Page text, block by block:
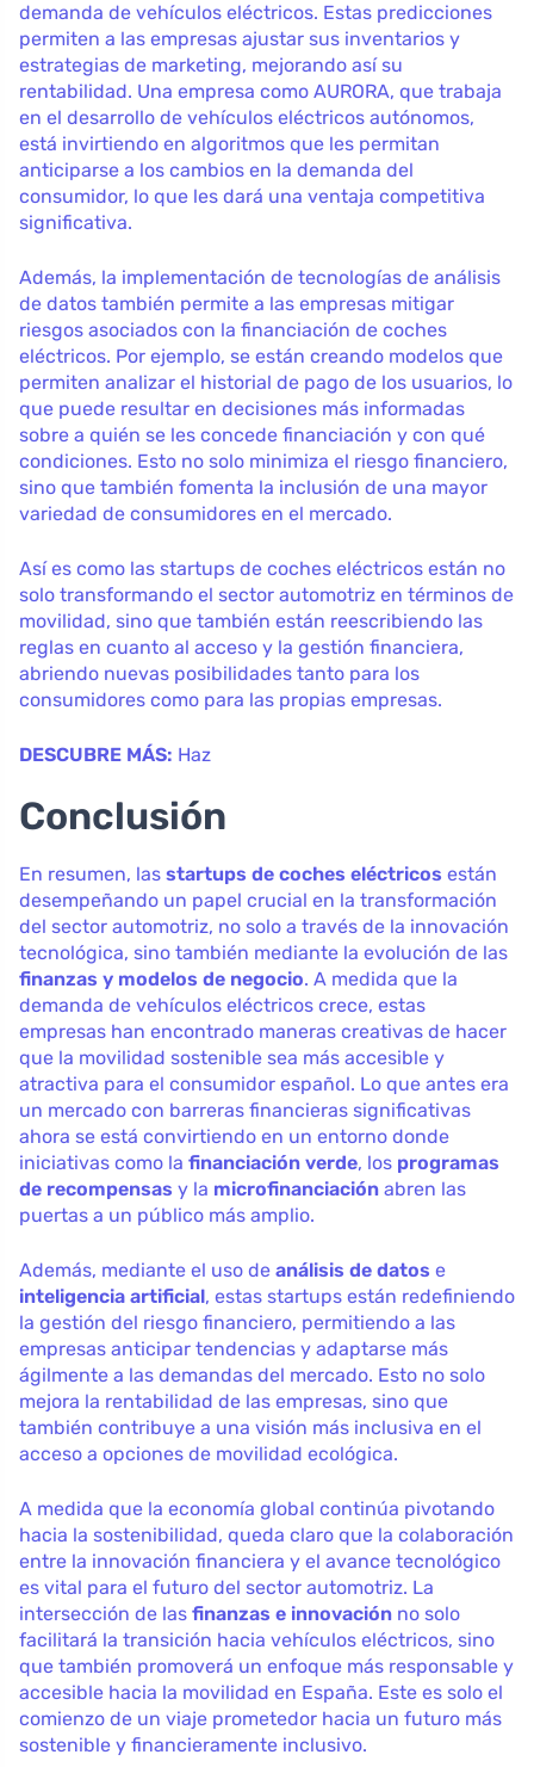
demanda de vehículos eléctricos. Estas predicciones
permiten a las empresas ajustar sus inventarios y
estrategias de marketing, mejorando así su
rentabilidad. Una empresa como AURORA, que trabaja
en el desarrollo de vehículos eléctricos autónomos,
está invirtiendo en algoritmos que les permitan
anticiparse a los cambios en la demanda del
consumidor, lo que les dará una ventaja competitiva
significativa.
Además, la implementación de tecnologías de análisis
de datos también permite a las empresas mitigar
riesgos asociados con la financiación de coches
eléctricos. Por ejemplo, se están creando modelos que
permiten analizar el historial de pago de los usuarios, lo
que puede resultar en decisiones más informadas
sobre a quién se les concede financiación y con qué
condiciones. Esto no solo minimiza el riesgo financiero,
sino que también fomenta la inclusión de una mayor
variedad de consumidores en el mercado.
Así es como las startups de coches eléctricos están no
solo transformando el sector automotriz en términos de
movilidad, sino que también están reescribiendo las
reglas en cuanto al acceso y la gestión financiera,
abriendo nuevas posibilidades tanto para los
consumidores como para las propias empresas.
DESCUBRE MÁS: Haz
Conclusión
En resumen, las startups de coches eléctricos están
desempeñando un papel crucial en la transformación
del sector automotriz, no solo a través de la innovación
tecnológica, sino también mediante la evolución de las
finanzas y modelos de negocio. A medida que la
demanda de vehículos eléctricos crece, estas
empresas han encontrado maneras creativas de hacer
que la movilidad sostenible sea más accesible y
atractiva para el consumidor español. Lo que antes era
un mercado con barreras financieras significativas
ahora se está convirtiendo en un entorno donde
iniciativas como la financiación verde, los programas
de recompensas y la microfinanciación abren las
puertas a un público más amplio.
Además, mediante el uso de análisis de datos e
inteligencia artificial, estas startups están redefiniendo
la gestión del riesgo financiero, permitiendo a las
empresas anticipar tendencias y adaptarse más
ágilmente a las demandas del mercado. Esto no solo
mejora la rentabilidad de las empresas, sino que
también contribuye a una visión más inclusiva en el
acceso a opciones de movilidad ecológica.
A medida que la economía global continúa pivotando
hacia la sostenibilidad, queda claro que la colaboración
entre la innovación financiera y el avance tecnológico
es vital para el futuro del sector automotriz. La
intersección de las finanzas e innovación no solo
facilitará la transición hacia vehículos eléctricos, sino
que también promoverá un enfoque más responsable y
accesible hacia la movilidad en España. Este es solo el
comienzo de un viaje prometedor hacia un futuro más
sostenible y financieramente inclusivo.